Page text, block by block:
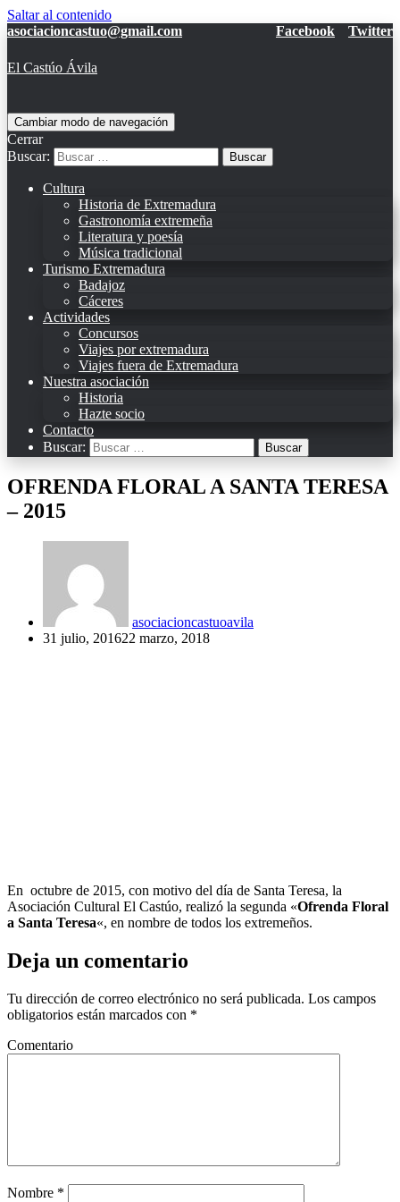
Saltar al contenido
asociacioncastuo@gmail.com
Facebook Twitter
El Castúo Ávila
Cambiar modo de navegación
Cerrar
Buscar:
Cultura
Historia de Extremadura
Gastronomía extremeña
Literatura y poesía
Música tradicional
Turismo Extremadura
Badajoz
Cáceres
Actividades
Concursos
Viajes por extremadura
Viajes fuera de Extremadura
Nuestra asociación
Historia
Hazte socio
Contacto
Buscar:
OFRENDA FLORAL A SANTA TERESA
– 2015
asociacioncastuoavila
31 julio, 201622 marzo, 2018
En octubre de 2015, con motivo del día de Santa Teresa, la
Asociación Cultural El Castúo, realizó la segunda «Ofrenda Floral
a Santa Teresa«, en nombre de todos los extremeños.
Deja un comentario
Tu dirección de correo electrónico no será publicada. Los campos
obligatorios están marcados con *
Comentario
Nombre *